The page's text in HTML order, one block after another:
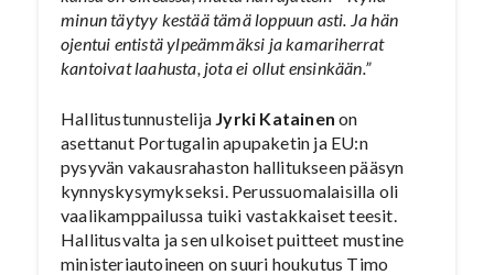
minun täytyy kestää tämä loppuun asti. Ja hän
ojentui entistä ylpeämmäksi ja kamariherrat
kantoivat laahusta, jota ei ollut ensinkään.”
Hallitustunnustelija Jyrki Katainen on
asettanut Portugalin apupaketin ja EU:n
pysyvän vakausrahaston hallitukseen pääsyn
kynnyskysymykseksi. Perussuomalaisilla oli
vaalikamppailussa tuiki vastakkaiset teesit.
Hallitusvalta ja sen ulkoiset puitteet mustine
ministeriautoineen on suuri houkutus Timo